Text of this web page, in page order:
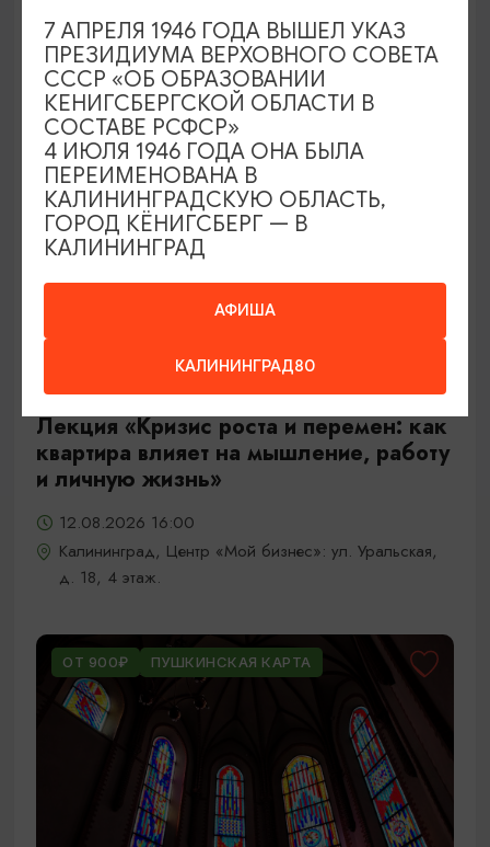
Светлогорск, Театр эстрады «Янтарь-холл»
БЕСПЛАТНО
ТВОРЧЕСКИЕ ВСТРЕЧИ И ЛЕКЦИИ
Лекция «Кризис роста и перемен: как
квартира влияет на мышление, работу
и личную жизнь»
12.08.2026 16:00
Калининград, Центр «Мой бизнес»: ул. Уральская,
д. 18, 4 этаж.
ОТ 900₽ ПУШКИНСКАЯ КАРТА
АФИША
КАЛИНИНГРАД80
7 АПРЕЛЯ 1946 ГОДА ВЫШЕЛ УКАЗ
ПРЕЗИДИУМА ВЕРХОВНОГО СОВЕТА
СССР «ОБ ОБРАЗОВАНИИ
КЕНИГСБЕРГСКОЙ ОБЛАСТИ В
СОСТАВЕ РСФСР»
4 ИЮЛЯ 1946 ГОДА ОНА БЫЛА
ПЕРЕИМЕНОВАНА В
КАЛИНИНГРАДСКУЮ ОБЛАСТЬ,
ГОРОД КЁНИГСБЕРГ — В
КАЛИНИНГРАД